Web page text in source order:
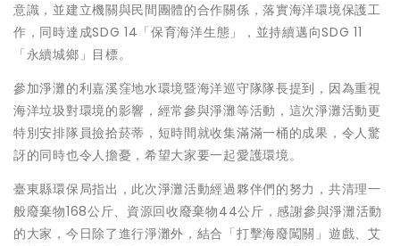
意識，並建立機關與民間團體的合作關係，落實海洋環境保護工
作，同時達成SDG 14「保育海洋生態」，並持續邁向SDG 11
「永續城鄉」目標。
參加淨灘的利嘉溪窪地水環境暨海洋巡守隊隊長提到，因為重視
海洋垃圾對環境的影響，經常參與淨灘等活動，這次淨灘活動更
特別安排隊員撿拾菸蒂，短時間就收集滿滿一桶的成果，令人驚
訝的同時也令人擔憂，希望大家要一起愛護環境。
臺東縣環保局指出，此次淨灘活動經過夥伴們的努力，共清理一
般廢棄物168公斤、資源回收廢棄物44公斤，感謝參與淨灘活動
的大家，今日除了進行淨灘外，結合「打擊海廢闖關」遊戲、艾